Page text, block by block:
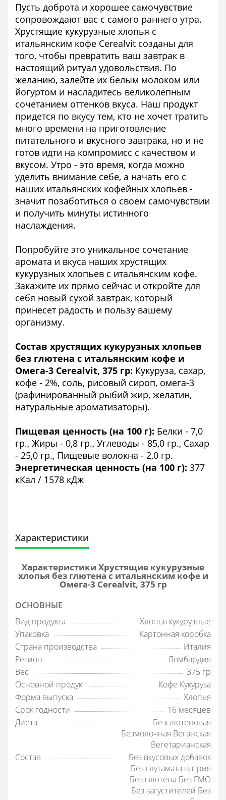
Пусть доброта и хорошее самочувствие
сопровождают вас с самого раннего утра.
Хрустящие кукурузные хлопья с
итальянским кофе Cerealvit созданы для
того, чтобы превратить ваш завтрак в
настоящий ритуал удовольствия. По
желанию, залейте их белым молоком или
йогуртом и насладитесь великолепным
сочетанием оттенков вкуса. Наш продукт
придется по вкусу тем, кто не хочет тратить
много времени на приготовление
питательного и вкусного завтрака, но и не
готов идти на компромисс с качеством и
вкусом. Утро - это время, когда можно
уделить внимание себе, а начать его с
наших итальянских кофейных хлопьев -
значит позаботиться о своем самочувствии
и получить минуты истинного
наслаждения.
Попробуйте это уникальное сочетание
аромата и вкуса наших хрустящих
кукурузных хлопьев с итальянским кофе.
Закажите их прямо сейчас и откройте для
себя новый сухой завтрак, который
принесет радость и пользу вашему
организму.
Состав хрустящих кукурузных хлопьев
без глютена с итальянским кофе и
Омега-3 Cerealvit, 375 гр: Кукуруза, сахар,
кофе - 2%, соль, рисовый сироп, омега-3
(рафинированный рыбий жир, желатин,
натуральные ароматизаторы).
Пищевая ценность (на 100 г): Белки - 7,0
гр., Жиры - 0,8 гр., Углеводы - 85,0 гр., Сахар
- 25,0 гр., Пищевые волокна - 2,0 гр.
Энергетическая ценность (на 100 г): 377
кКал / 1578 кДж
Характеристики
Характеристики Хрустящие кукурузные
хлопья без глютена с итальянским кофе и
Омега-3 Cerealvit, 375 гр
ОСНОВНЫЕ
Вид продукта
Хлопья кукурузные
Упаковка
Картонная коробка
Страна производства
Италия
Регион
Ломбардия
Вес
375 гр
Основной продукт
Кофе Кукуруза
Форма выпуска
Хлопья
Срок годности
16 месяцев
Диета
Безглютеновая
Безмолочная Веганская
Вегетарианская
Состав
Без вкусовых добавок
Без глутамата натрия
Без глютена Без ГМО
Без загустителей Без